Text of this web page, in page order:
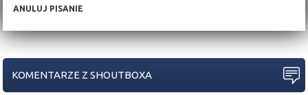
ANULUJ PISANIE
KOMENTARZE Z SHOUTBOXA